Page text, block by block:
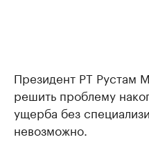
Президент РТ Рустам
решить проблему
ущерба без
невозможно.